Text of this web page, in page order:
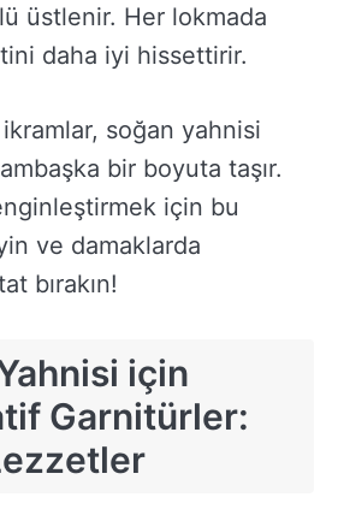
üstlenir. Her lokmada
daha iyi hissettirir.
soğan yahnisi
bir boyuta taşır.
için bu
ve damaklarda
bırakın!
için
Garnitürler: